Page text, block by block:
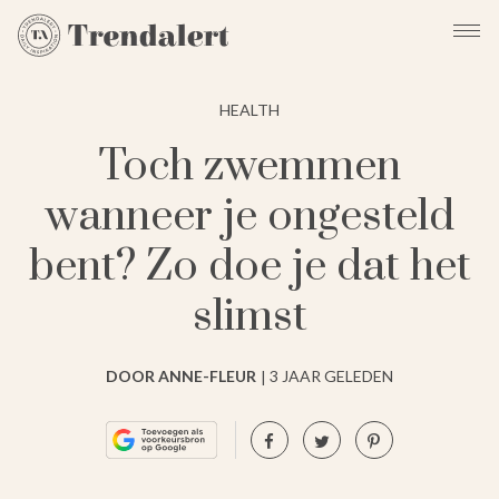
HEALTH
Toch zwemmen
wanneer je ongesteld
bent? Zo doe je dat het
slimst
DOOR ANNE-FLEUR 3 JAAR GELEDEN